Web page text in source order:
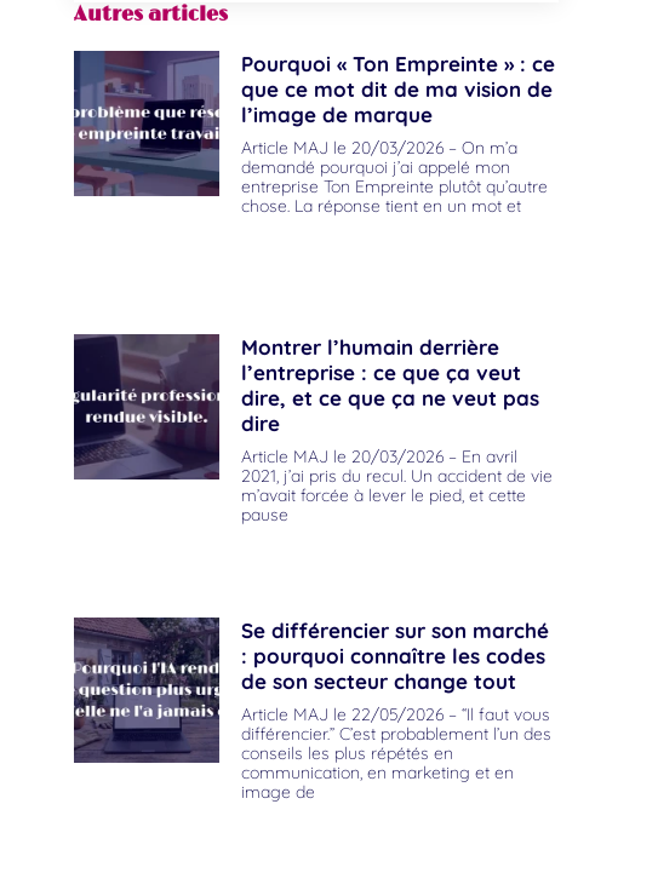
Autres articles
Pourquoi « Ton Empreinte » : ce
que ce mot dit de ma vision de
l’image de marque
Article MAJ le 20/03/2026 – On m’a
demandé pourquoi j’ai appelé mon
entreprise Ton Empreinte plutôt qu’autre
chose. La réponse tient en un mot et
Montrer l’humain derrière
l’entreprise : ce que ça veut
dire, et ce que ça ne veut pas
dire
Article MAJ le 20/03/2026 – En avril
2021, j’ai pris du recul. Un accident de vie
m’avait forcée à lever le pied, et cette
pause
Se différencier sur son marché
: pourquoi connaître les codes
de son secteur change tout
Article MAJ le 22/05/2026 – “Il faut vous
différencier.” C’est probablement l’un des
conseils les plus répétés en
communication, en marketing et en
image de